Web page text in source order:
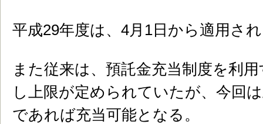
平成29年度は、4月1日から適用さ
また従来は、預託金充当制度を利
し上限が定められていたが、今回
であれば充当可能となる。